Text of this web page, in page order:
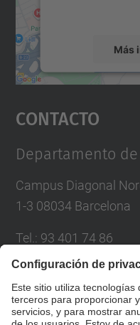
Más
powered by
Contacto
Departamento
Campus Diagonal
1-3 08034 Barcelona
Tel. : 93 401 74 86
Correo:
Directorio UPC